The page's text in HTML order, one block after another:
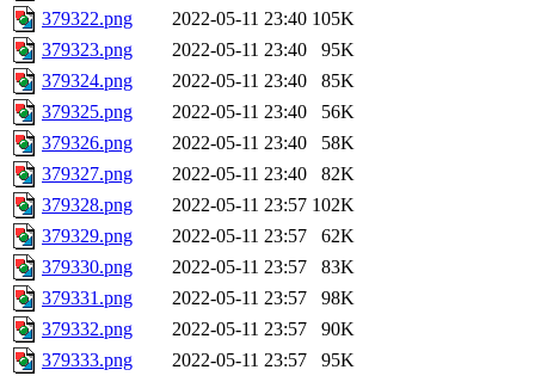
379322.png
2022-05-11 23:40 105K
379323.png
2022-05-11 23:40
95K
379324.png
2022-05-11 23:40
85K
379325.png
2022-05-11 23:40
56K
379326.png
2022-05-11 23:40
58K
379327.png
2022-05-11 23:40
82K
379328.png
2022-05-11 23:57 102K
379329.png
2022-05-11 23:57
62K
379330.png
2022-05-11 23:57
83K
379331.png
2022-05-11 23:57
98K
379332.png
2022-05-11 23:57
90K
379333.png
2022-05-11 23:57
95K